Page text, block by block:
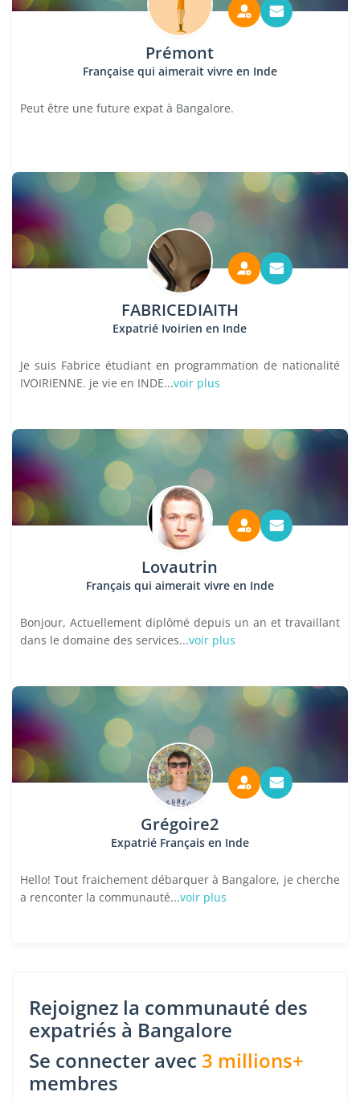
Prémont
Française qui aimerait vivre en Inde
Peut être une future expat à Bangalore.
FABRICEDIAITH
Expatrié Ivoirien en Inde
Je suis Fabrice étudiant en programmation de nationalité
IVOIRIENNE. je vie en INDE...voir plus
Lovautrin
Français qui aimerait vivre en Inde
Bonjour, Actuellement diplômé depuis un an et travaillant
dans le domaine des services...voir plus
Grégoire2
Expatrié Français en Inde
Hello! Tout fraichement débarquer à Bangalore, je cherche
a renconter la communauté...voir plus
Rejoignez la communauté des
expatriés à Bangalore
Se connecter avec 3 millions+
membres